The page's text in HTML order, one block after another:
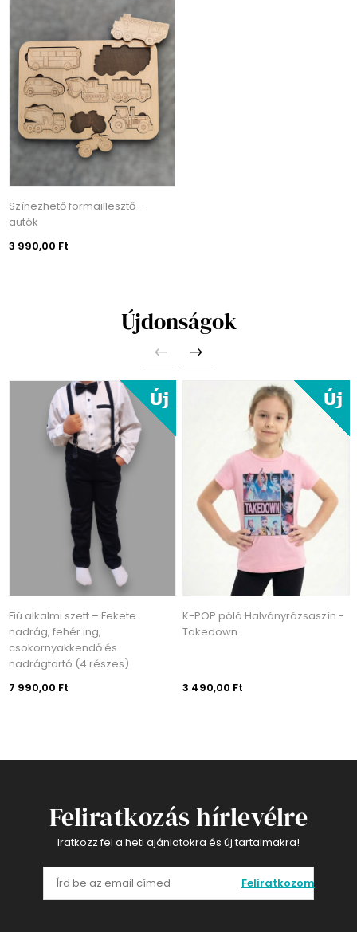
Színezhető formaillesztő -
autók
3 990,00 Ft
Újdonságok
Fiú alkalmi szett – Fekete
nadrág, fehér ing,
csokornyakkendő és
nadrágtartó (4 részes)
7 990,00 Ft
K-POP póló Halványrózsaszín -
Takedown
3 490,00 Ft
Feliratkozás hírlevélre
Iratkozz fel a heti ajánlatokra és új tartalmakra!
Feliratkozom